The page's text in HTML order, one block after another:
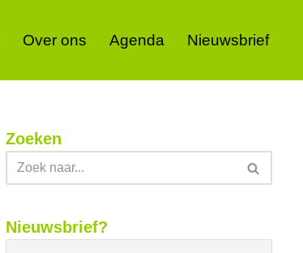
Over ons Agenda Nieuwsbrief
Zoeken
Nieuwsbrief?